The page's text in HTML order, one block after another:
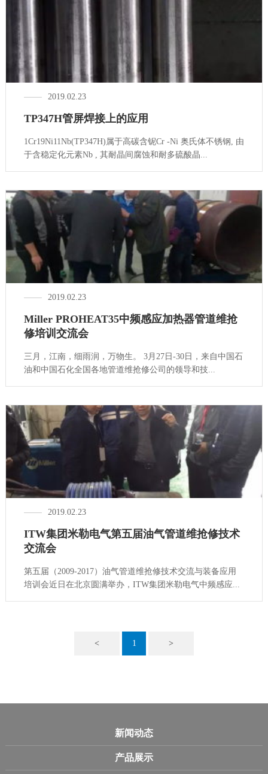
2019.02.23
TP347H管屏焊接上的应用
1Cr19Ni11Nb(TP347H)属于高碳含铌Cr -Ni 奥氏体不锈钢, 由
于含稳定化元素Nb , 其耐晶间腐蚀和耐多硫酸晶...
2019.02.23
Miller PROHEAT35中频感应加热器管道维抢
修培训交流会
三月，江南，细雨润，万物生。 3月27日-30日，来自中国石
油和中国石化全国各地管道维抢修公司的领导和技...
2019.02.23
ITW集团米勒电气第五届油气管道维抢修技术
交流会
第五届（2009-2017）油气管道维抢修技术交流与装备应用
培训会近日在北京圆满举办，ITW集团米勒电气中频感应...
< 1 >
新闻动态
产品展示